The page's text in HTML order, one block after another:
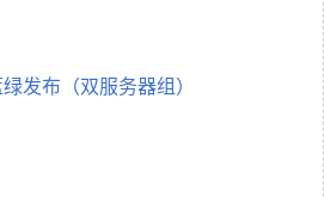
发布（双服务器组）